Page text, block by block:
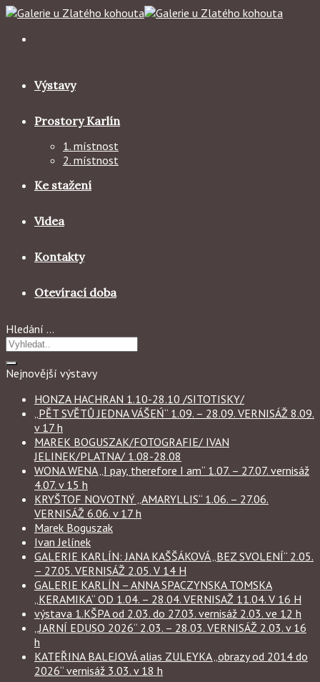
Skip
content
Výstavy
Prostory Karlín
1. místnost
2. místnost
Ke stažení
Videa
Kontakty
Otevírací doba
Hledání …
Nejnovější výstavy
HONZA HACHRAN 1.10-28.10 /SITOTISKY/
„PĚT SVĚTŮ JEDNA VÁŠEŃ“ 1.09. – 28.09. VERNISÁŽ 8.09.
v 17 h
MAREK BOGUSZAK/FOTOGRAFIE/ IVAN
JELINEK/PLATNA/ 1.08-28.08
WONA WENA „I pay, therefore I am“ 1.07. – 27.07. vernisáž
4.07. v 15 h
KRYŠTOF NOVOTNÝ „AMARYLLIS“ 1.06. – 27.06.
VERNISÁŽ 6.06. v 17 h
Marek Boguszak
Ivan Jelínek
GALERIE KARLÍN: JANA KAŠŠÁKOVÁ „BEZ SVOLENÍ“ 2.05.
– 27.05. VERNISÁŽ 2.05. V 14 H
GALERIE KARLÍN – ANNA SPACZYNSKA TOMSKA
„KERAMIKA“ OD 1.04. – 28.04. VERNISAŽ 11.04. V 16 H
výstava 1.KŠPA od 2.03. do 27.03. vernisáž 2.03. ve 12 h
„JARNÍ EDUSO 2026“ 2.03. – 28.03. VERNISÁŽ 2.03. v 16
h
KATEŘINA BALEJOVÁ alias ZULEYKA „obrazy od 2014 do
2026“ vernisáž 3.03. v 18 h